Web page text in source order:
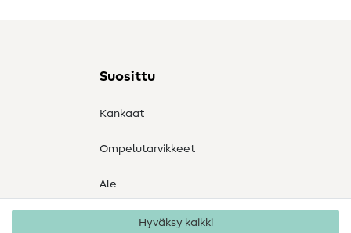
Suosittu
Kankaat
Ompelutarvikkeet
Ale
Hyväksy kaikki